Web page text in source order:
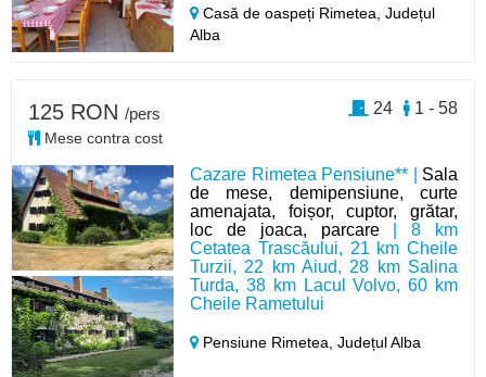
Casă de oaspeți Rimetea,Județul
Alba
Cazare Rimetea Pensiune** | Sala
de mese, demipensiune, curte
amenajata, foișor, cuptor, grătar,
loc de joaca, parcare| 8 km
Cetatea Trascăului, 21 km Cheile
Turzii, 22 km Aiud, 28 km Salina
Turda, 38 km Lacul Volvo, 60 km
Cheile Rametului
Pensiune Rimetea,Județul Alba
125 RON /pers
Mese contra cost
1 - 58
24